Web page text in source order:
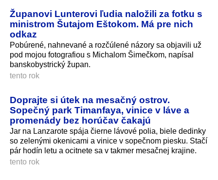
Županovi Lunterovi ľudia naložili za fotku s
ministrom Šutajom Eštokom. Má pre nich
odkaz
Pobúrené, nahnevané a rozčúlené názory sa objavili už
pod mojou fotografiou s Michalom Šimečkom, napísal
banskobystric­ký župan.
tento rok
Doprajte si útek na mesačný ostrov.
Sopečný park Timanfaya, vinice v láve a
promenády bez horúčav čakajú
Jar na Lanzarote spája čierne lávové polia, biele dedinky
so zelenými okenicami a vinice v sopečnom piesku. Stačí
pár hodín letu a ocitnete sa v takmer mesačnej krajine.
tento rok